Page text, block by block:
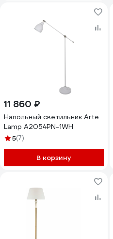
11 860 ₽
Напольный светильник Arte
Lamp A2054PN-1WH
5(7)
В корзину